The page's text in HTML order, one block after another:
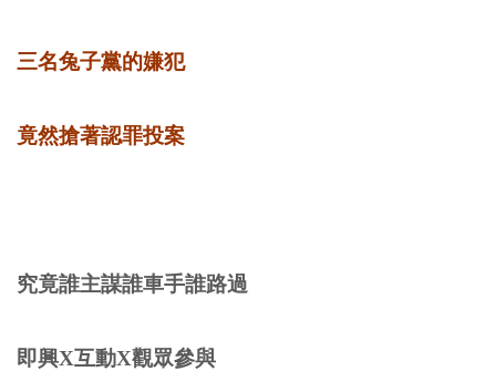
三名兔子黨的嫌犯
竟然搶著認罪投案
究竟誰主謀誰車手誰路過
即興X互動X觀眾參與